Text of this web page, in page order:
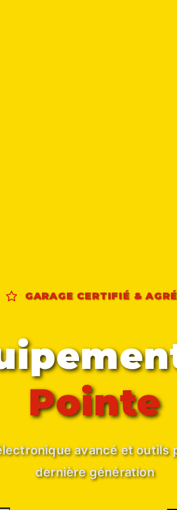
GARAGE CERTIFIÉ &
Pointe
avancé et outils
dernière génération